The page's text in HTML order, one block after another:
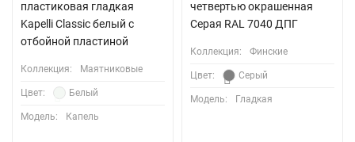
пластиковая гладкая
Kapelli Classic белый с
отбойной пластиной
Коллекция: Маятниковые
Цвет: Белый
Модель: Капель
четвертью окрашенная
Серая RAL 7040 ДПГ
Коллекция: Финские
Цвет: Серый
Модель: Гладкая